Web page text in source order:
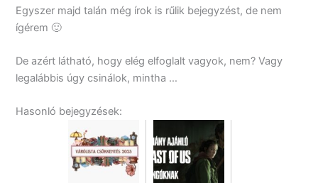
Egyszer majd talán még írok is rűlik bejegyzést, de nem
ígérem 🙂
De azért látható, hogy elég elfoglalt vagyok, nem? Vagy
legalábbis úgy csinálok, mintha …
Hasonló bejegyzések: